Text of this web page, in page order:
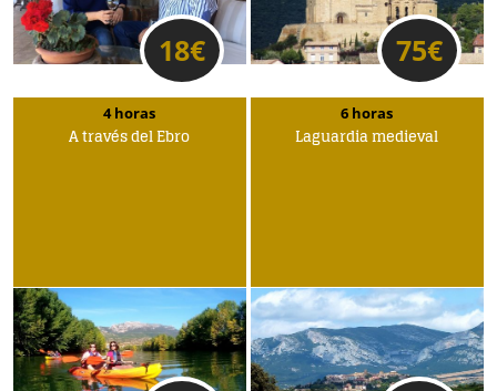
18€ 75€
4 horas
A través del Ebro
6 horas
Laguardia medieval